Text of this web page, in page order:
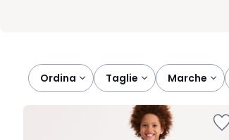
Ordina
taglie marche